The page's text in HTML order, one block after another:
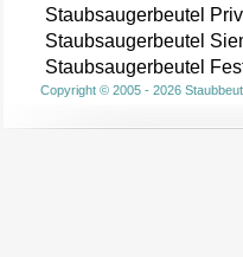
Staubsaugerbeutel
Staubsaugerbeutel
Staubsaugerbeutel
Copyright © 2005 - 2026